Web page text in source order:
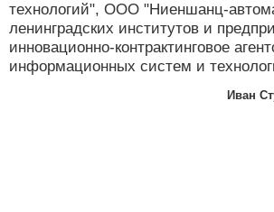
технологий", ООО "Ниеншанц-
ленинградских институтов и
инновационно-контрактинговое
информационных систем и
Иван